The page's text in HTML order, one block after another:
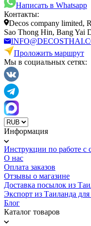
Написать в Whatsapp
Контакты:
Decos company limited,
Sao Thong Hin, Bang
Проложить маршрут
Мы в социальных сетях:
Информация
Инструкции по работе с
О нас
Оплата заказов
Отзывы о магазине
Доставка посылок из
Экспорт из Таиланда для
Блог
Каталог товаров